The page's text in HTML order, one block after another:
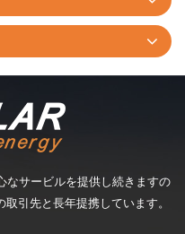
なサービルを提供し続きますの
引先と長年提携しています。